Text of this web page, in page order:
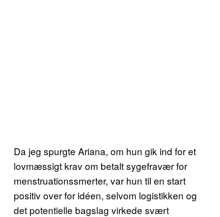
Da jeg spurgte Ariana, om hun gik ind for et
lovmæssigt krav om betalt sygefravær for
menstruationssmerter, var hun til en start
positiv over for idéen, selvom logistikken og
det potentielle bagslag virkede svært